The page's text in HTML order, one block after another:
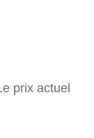
prix actuel